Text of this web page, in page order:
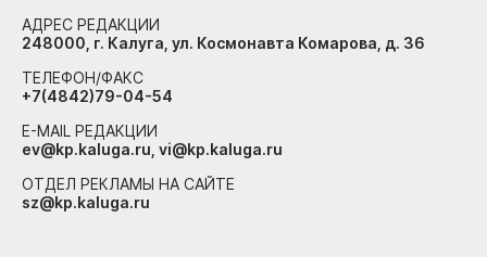
АДРЕС РЕДАКЦИИ
248000, г. Калуга, ул. Космонавта Комарова, д. 36
ТЕЛЕФОН/ФАКС
+7(4842)79-04-54
E-MAIL РЕДАКЦИИ
ev@kp.kaluga.ru, vi@kp.kaluga.ru
ОТДЕЛ РЕКЛАМЫ НА САЙТЕ
sz@kp.kaluga.ru